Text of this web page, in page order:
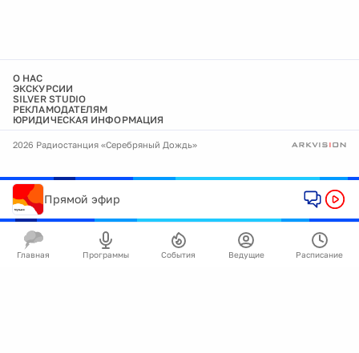
О НАС
ЭКСКУРСИИ
SILVER STUDIO
РЕКЛАМОДАТЕЛЯМ
ЮРИДИЧЕСКАЯ ИНФОРМАЦИЯ
2026 Радиостанция «Серебряный Дождь»
Прямой эфир
Главная Программы События Ведущие Расписание